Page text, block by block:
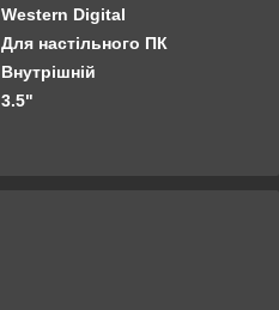
Western Digital
Для настільного ПК
Внутрішній
3.5"